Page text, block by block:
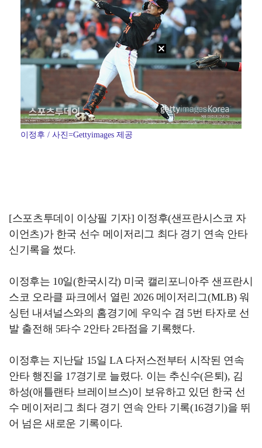
[ST포토] 장은수, KLPGA 첫 우승
[ST포토] 장은수, 선수들과 다함께
이정후 / 사진=Gettyimages 제공
[스포츠투데이 이상필 기자] 이정후(샌프란시스코 자
이언츠)가 한국 선수 메이저리그 최다 경기 연속 안타
신기록을 썼다.
이정후는 10일(한국시각) 미국 캘리포니아주 샌프란시
스코 오라클 파크에서 열린 2026 메이저리그(MLB) 워
싱턴 내셔널스와의 홈경기에 우익수 겸 5번 타자로 선
발 출전해 5타수 2안타 2타점을 기록했다.
이정후는 지난달 15일 LA 다저스전부터 시작된 연속
안타 행진을 17경기로 늘렸다. 이는 추신수(은퇴), 김
하성(애틀랜타 브레이브스)이 보유하고 있던 한국 선
수 메이저리그 최다 경기 연속 안타 기록(16경기)을 뛰
어 넘은 새로운 기록이다.